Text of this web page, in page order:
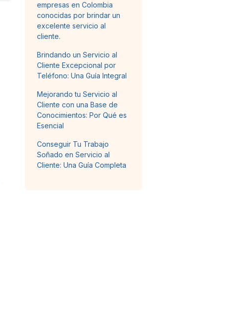
empresas en Colombia
conocidas por brindar un
excelente servicio al
cliente.
Brindando un Servicio al
Cliente Excepcional por
Teléfono: Una Guía Integral
Mejorando tu Servicio al
Cliente con una Base de
Conocimientos: Por Qué es
Esencial
Conseguir Tu Trabajo
Soñado en Servicio al
Cliente: Una Guía Completa